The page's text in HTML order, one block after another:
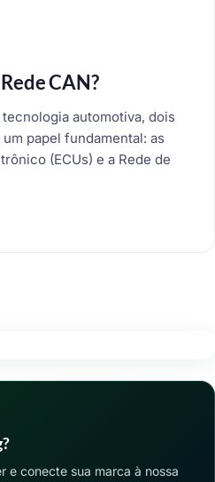
CAN?
automotiva, dois
papel fundamental: as
(ECUs) e a Rede de
e conecte sua marca à nossa